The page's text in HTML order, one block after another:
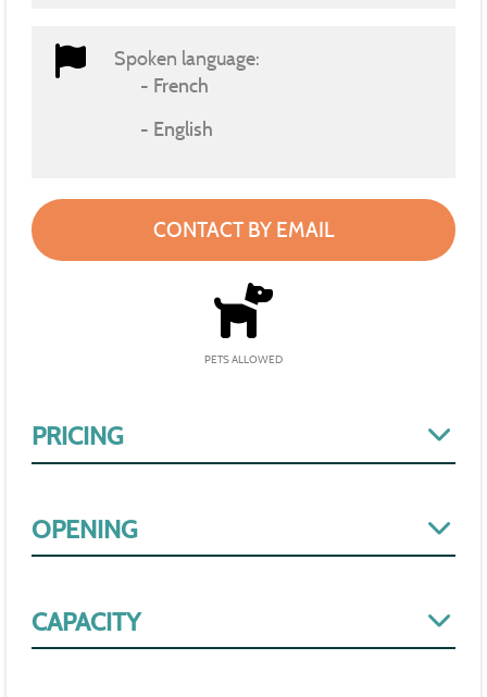
PRICING
OPENING
CAPACITY
Spoken language:
French
English
CONTACT BY EMAIL
PETS ALLOWED